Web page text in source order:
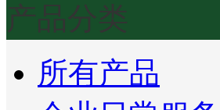
产品分类
所有产品